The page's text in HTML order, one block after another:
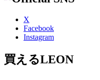
X
Facebook
Instagram
買えるLEON